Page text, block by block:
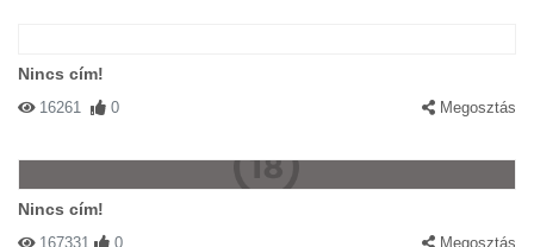
Nincs cím!
16261 0 Megosztás
Nincs cím!
167331 0 Megosztás